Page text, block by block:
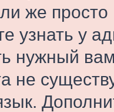
же
узнать у
нужный
не